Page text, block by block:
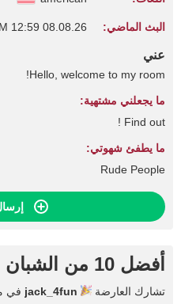
البث الماضي: 08.08.26 12:59 AM
عني
Hello, welcome to my room!
ما يجعلني مشتهية:
Find out !
ما يطفئ شهوتي:
Rude People
أفضل 10 من الشبان
تشارك العارضة jack_4fun في